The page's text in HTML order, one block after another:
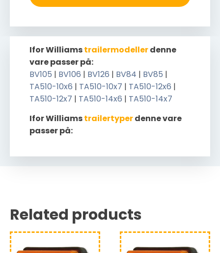
Ifor Williamstrailertyperdenne vare
passer på:
Ifor Williamstrailermodellerdenne
vare passer på:
BV105 | BV106 | BV126 | BV84 | BV85 |
TA510-10x6 | TA510-10x7 | TA510-12x6 |
TA510-12x7 | TA510-14x6 | TA510-14x7
Related products